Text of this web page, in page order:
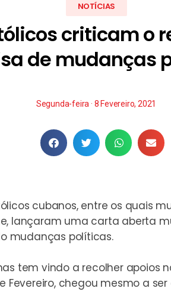
NOTÍCIAS
criticam o
de mudanças
Segunda-feira · 8 Fevereiro, 2021
cubanos, entre os quais
lançaram uma carta aberta
mudanças políticas.
tem vindo a recolher apoios
chegou mesmo a